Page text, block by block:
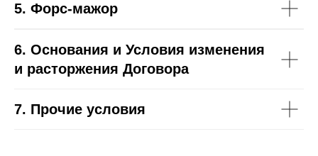
5. Форс-мажор
6. Основания и Условия изменения
и расторжения Договора
7. Прочие условия